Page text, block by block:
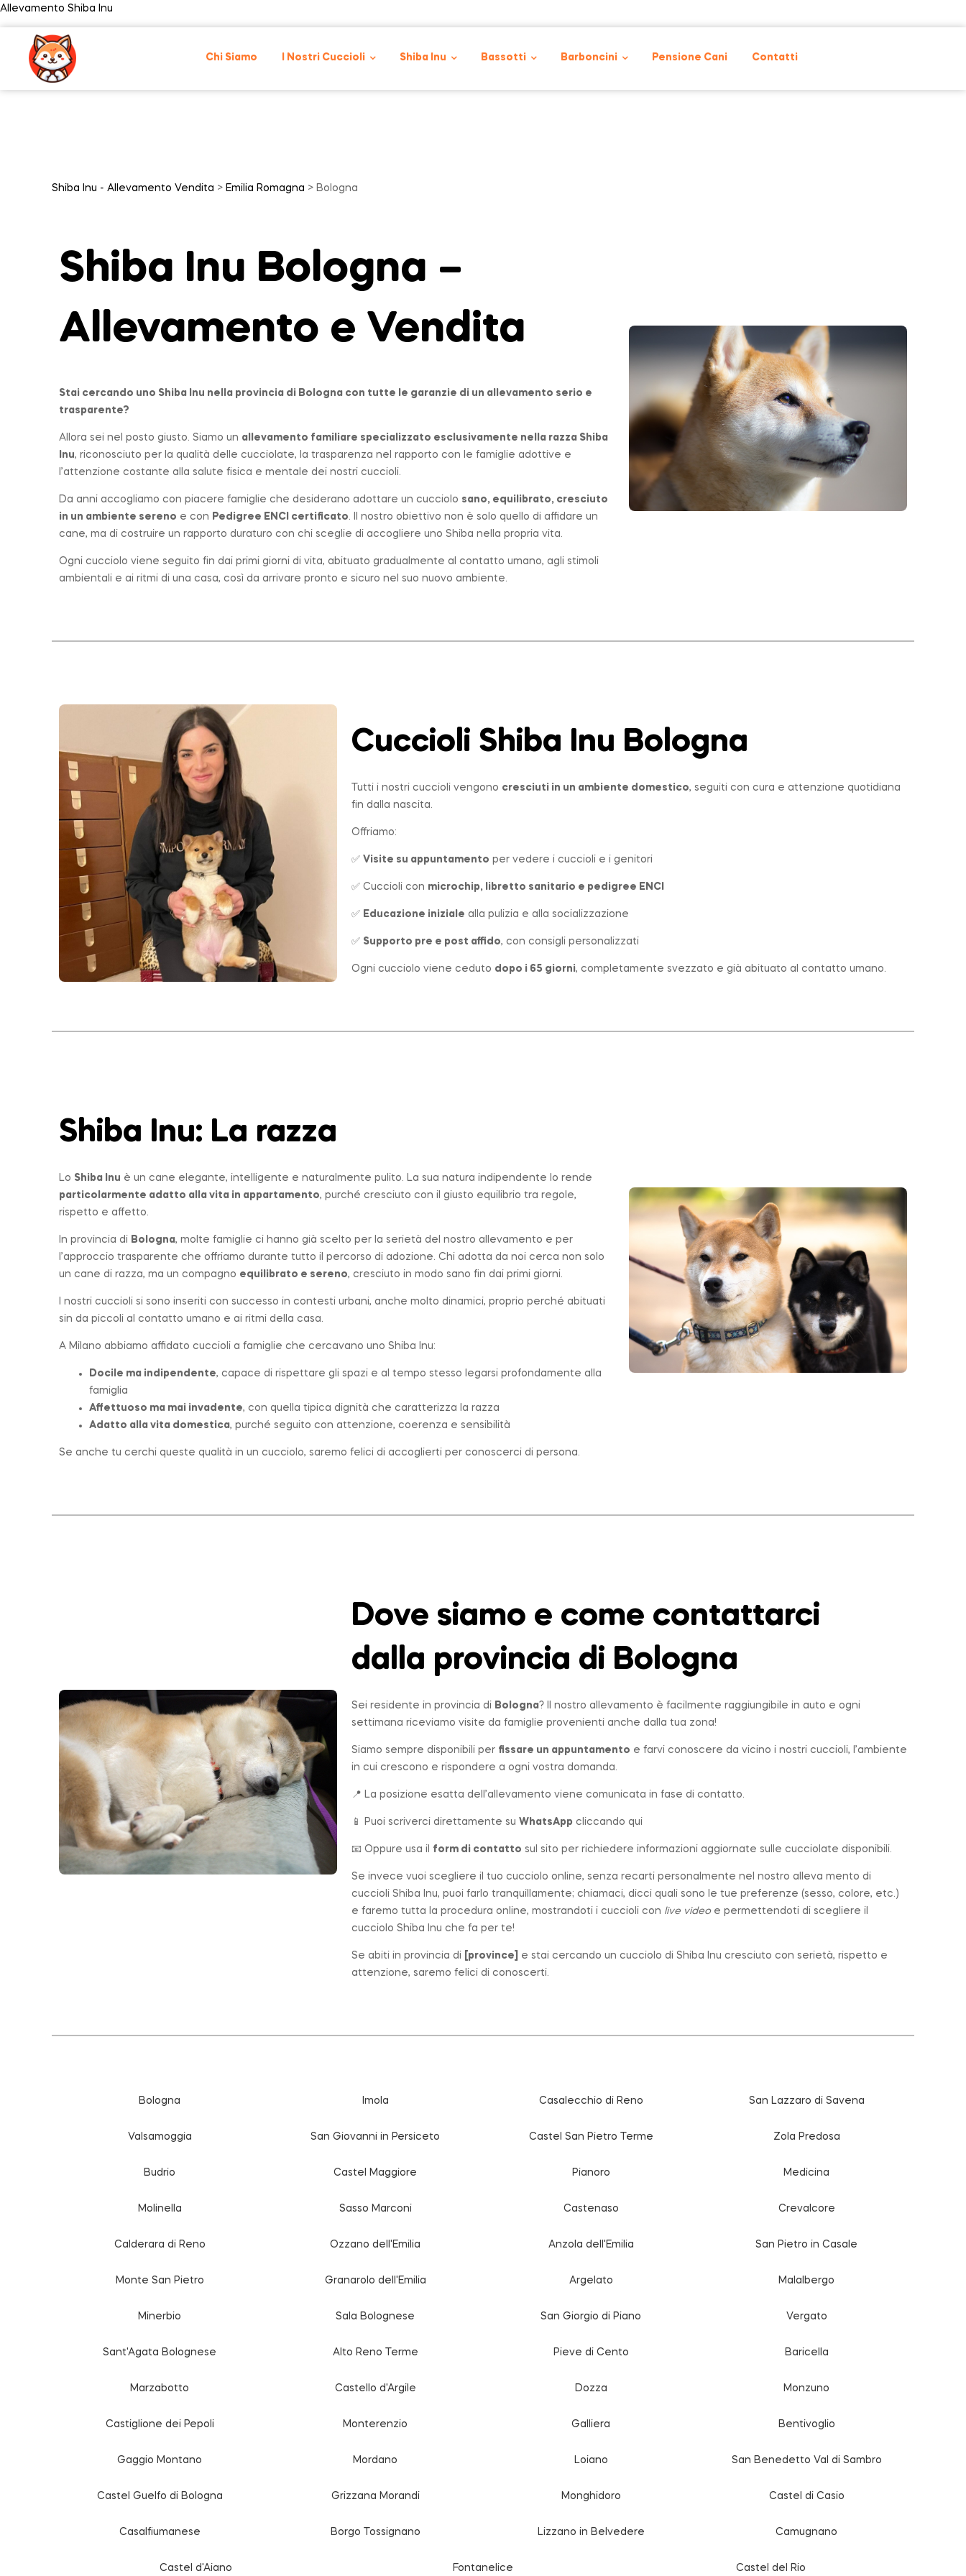
Allevamento Shiba Inu
Chi Siamo I Nostri Cuccioli Shiba Inu Bassotti Barboncini Pensione Cani Contatti
Shiba Inu - Allevamento Vendita > Emilia Romagna > Bologna
Shiba Inu Bologna –
Allevamento e Vendita
Stai cercando uno Shiba Inu nella provincia di Bologna con tutte le garanzie di un allevamento serio e
trasparente?
Allora sei nel posto giusto. Siamo un allevamento familiare specializzato esclusivamente nella razza Shiba
Inu, riconosciuto per la qualità delle cucciolate, la trasparenza nel rapporto con le famiglie adottive e
l’attenzione costante alla salute fisica e mentale dei nostri cuccioli.
Da anni accogliamo con piacere famiglie che desiderano adottare un cucciolo sano, equilibrato, cresciuto
in un ambiente sereno e con Pedigree ENCI certificato . Il nostro obiettivo non è solo quello di affidare un
cane, ma di costruire un rapporto duraturo con chi sceglie di accogliere uno Shiba nella propria vita.
Ogni cucciolo viene seguito fin dai primi giorni di vita, abituato gradualmente al contatto umano, agli stimoli
ambientali e ai ritmi di una casa, così da arrivare pronto e sicuro nel suo nuovo ambiente.
Cuccioli Shiba Inu Bologna
Tutti i nostri cuccioli vengono cresciuti in un ambiente domestico, seguiti con cura e attenzione quotidiana
fin dalla nascita.
Offriamo:
✅ Visite su appuntamento per vedere i cuccioli e i genitori
✅ Cuccioli con microchip, libretto sanitario e pedigree ENCI
✅ Educazione iniziale alla pulizia e alla socializzazione
✅ Supporto pre e post affido, con consigli personalizzati
Ogni cucciolo viene ceduto dopo i 65 giorni, completamente svezzato e già abituato al contatto umano.
Shiba Inu: La razza
Lo Shiba Inu è un cane elegante, intelligente e naturalmente pulito. La sua natura indipendente lo rende
particolarmente adatto alla vita in appartamento, purché cresciuto con il giusto equilibrio tra regole,
rispetto e affetto.
In provincia di Bologna, molte famiglie ci hanno già scelto per la serietà del nostro allevamento e per
l’approccio trasparente che offriamo durante tutto il percorso di adozione. Chi adotta da noi cerca non solo
un cane di razza, ma un compagno equilibrato e sereno, cresciuto in modo sano fin dai primi giorni.
I nostri cuccioli si sono inseriti con successo in contesti urbani, anche molto dinamici, proprio perché abituati
sin da piccoli al contatto umano e ai ritmi della casa.
A Milano abbiamo affidato cuccioli a famiglie che cercavano uno Shiba Inu:
Docile ma indipendente, capace di rispettare gli spazi e al tempo stesso legarsi profondamente alla
famiglia
Affettuoso ma mai invadente, con quella tipica dignità che caratterizza la razza
Adatto alla vita domestica, purché seguito con attenzione, coerenza e sensibilità
Se anche tu cerchi queste qualità in un cucciolo, saremo felici di accoglierti per conoscerci di persona.
Dove siamo e come contattarci
dalla provincia di Bologna
Sei residente in provincia di Bologna? Il nostro allevamento è facilmente raggiungibile in auto e ogni
settimana riceviamo visite da famiglie provenienti anche dalla tua zona!
Siamo sempre disponibili per fissare un appuntamento e farvi conoscere da vicino i nostri cuccioli, l’ambiente
in cui crescono e rispondere a ogni vostra domanda.
📍 La posizione esatta dell’allevamento viene comunicata in fase di contatto.
📱 Puoi scriverci direttamente su WhatsApp cliccando qui
📧 Oppure usa il form di contatto sul sito per richiedere informazioni aggiornate sulle cucciolate disponibili.
Se invece vuoi scegliere il tuo cucciolo online, senza recarti personalmente nel nostro alleva mento di
cuccioli Shiba Inu, puoi farlo tranquillamente; chiamaci, dicci quali sono le tue preferenze (sesso, colore, etc.)
e faremo tutta la procedura online, mostrandoti i cuccioli con live videoe permettendoti di scegliere il
cucciolo Shiba Inu che fa per te!
Se abiti in provincia di [province] e stai cercando un cucciolo di Shiba Inu cresciuto con serietà, rispetto e
attenzione, saremo felici di conoscerti.
Bologna Imola Casalecchio di Reno San Lazzaro di Savena
Valsamoggia San Giovanni in Persiceto Castel San Pietro Terme Zola Predosa
Budrio Castel Maggiore Pianoro Medicina
Molinella Sasso Marconi Castenaso Crevalcore
Calderara di Reno Ozzano dell'Emilia Anzola dell'Emilia San Pietro in Casale
Monte San Pietro Granarolo dell'Emilia Argelato Malalbergo
Minerbio Sala Bolognese San Giorgio di Piano Vergato
Sant'Agata Bolognese Alto Reno Terme Pieve di Cento Baricella
Marzabotto Castello d'Argile Dozza Monzuno
Castiglione dei Pepoli Monterenzio Galliera Bentivoglio
Gaggio Montano Mordano Loiano San Benedetto Val di Sambro
Castel Guelfo di Bologna Grizzana Morandi Monghidoro Castel di Casio
Casalfiumanese Borgo Tossignano Lizzano in Belvedere Camugnano
Castel d'Aiano Fontanelice Castel del Rio